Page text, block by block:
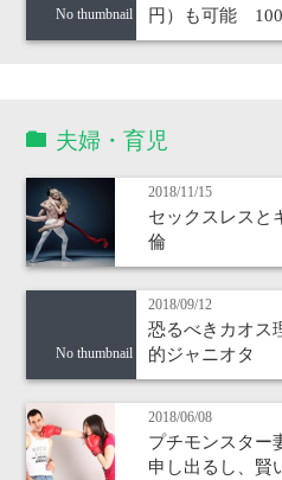
No thumbnail
円）も可能
夫婦・育児
2018/11/15
セックスレスと
倫
No thumbnail
2018/09/12
恐るべきカオス
的ジャニオタ
2018/06/08
プチモンスター
申し出るし、賢